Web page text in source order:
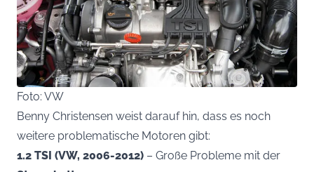
Foto: VW
Benny Christensen weist darauf hin, dass es noch
weitere problematische Motoren gibt:
1.2 TSI (VW, 2006-2012) – Große Probleme mit der